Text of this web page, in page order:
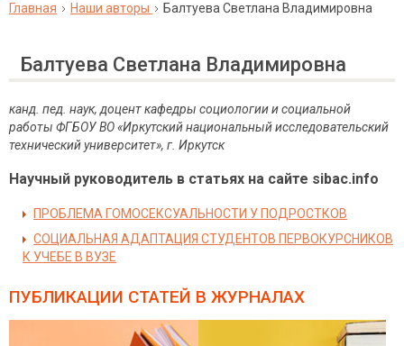
Главная Наши авторы Балтуева Светлана Владимировна
Балтуева Светлана Владимировна
канд. пед. наук, доцент кафедры социологии и социальной
работы ФГБОУ ВО «Иркутский национальный исследовательский
технический университет», г. Иркутск
Научный руководитель в статьях на сайте sibac.info
ПРОБЛЕМА ГОМОСЕКСУАЛЬНОСТИ У ПОДРОСТКОВ
СОЦИАЛЬНАЯ АДАПТАЦИЯ СТУДЕНТОВ ПЕРВОКУРСНИКОВ
К УЧЕБЕ В ВУЗЕ
ПУБЛИКАЦИИ СТАТЕЙ В ЖУРНАЛАХ